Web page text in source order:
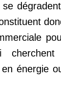
énergie